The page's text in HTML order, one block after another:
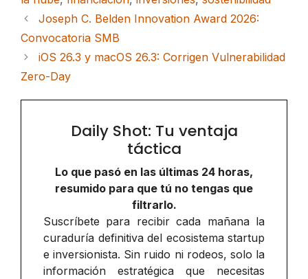
Joseph C. Belden Innovation Award 2026:
Convocatoria SMB
iOS 26.3 y macOS 26.3: Corrigen Vulnerabilidad
Zero-Day
Daily Shot: Tu ventaja
táctica
Lo que pasó en las últimas 24 horas,
resumido para que tú no tengas que
filtrarlo.
Suscríbete para recibir cada mañana la
curaduría definitiva del ecosistema startup
e inversionista. Sin ruido ni rodeos, solo la
información estratégica que necesitas